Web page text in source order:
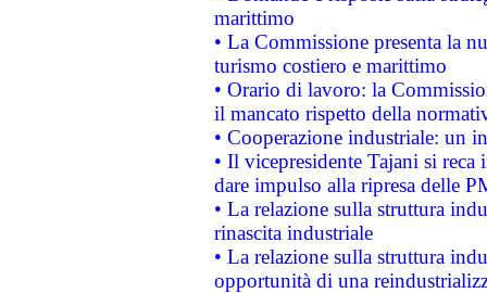
marittimo
• La Commissione presenta la
turismo costiero e marittimo
• Orario di lavoro: la
il mancato rispetto della
• Cooperazione industriale: un
• Il vicepresidente Tajani si
dare impulso alla ripresa delle
• La relazione sulla struttura
rinascita industriale
• La relazione sulla struttura
opportunità di una